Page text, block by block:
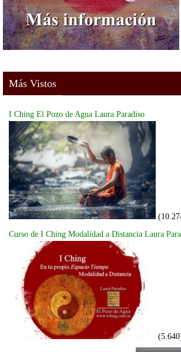
Más Vistos
I Ching El Pozo de Agua Laura Paradiso
Curso de I Ching Modalidad a Distancia Laura